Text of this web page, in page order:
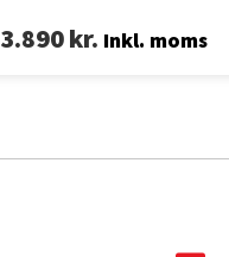
3.890kr. Inkl. moms